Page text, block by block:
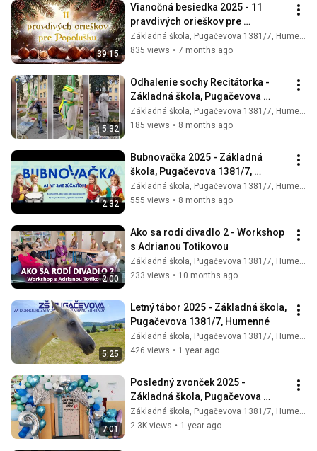
39:15
Vianočná besiedka 2025 - 11
pravdivých orieškov pre
Popolušku
Základná škola, Pugačevova 1381/7, Humenné
835 views • 7 months ago
5:32
Odhalenie sochy Recitátorka -
Základná škola, Pugačevova
1381/7, Humenné
Základná škola, Pugačevova 1381/7, Humenné
185 views • 8 months ago
2:32
Bubnovačka 2025 - Základná
škola, Pugačevova 1381/7,
Humenné
Základná škola, Pugačevova 1381/7, Humenné
555 views • 8 months ago
2:00
Ako sa rodí divadlo 2 - Workshop
s Adrianou Totikovou
Základná škola, Pugačevova 1381/7, Humenné
233 views • 10 months ago
5:25
Letný tábor 2025 - Základná škola,
Pugačevova 1381/7, Humenné
Základná škola, Pugačevova 1381/7, Humenné
426 views • 1 year ago
7:01
Posledný zvonček 2025 -
Základná škola, Pugačevova
1381/7, Humenné
Základná škola, Pugačevova 1381/7, Humenné
2.3K views • 1 year ago